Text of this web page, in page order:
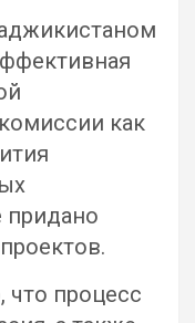
как
придано
процесс